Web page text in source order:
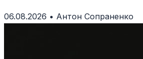
06.08.2026 • Антон Сопраненко